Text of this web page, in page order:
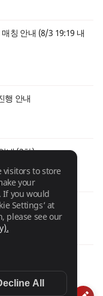
칭 안내 (8/3 19:19 내
행 안내
내 (2차)
안내
to store
your
If you would
Settings’ at
please see our
All